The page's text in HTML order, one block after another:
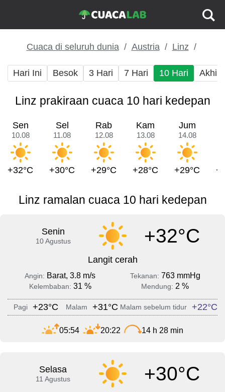
Cuaca di seluruh dunia Austria Linz
Hari Ini Besok 3 Hari 7 Hari 10 Hari Akhir
Linz prakiraan cuaca 10 hari kedepan
Sen
10.08
+32°C
Sel
11.08
+30°C
Rab
12.08
+29°C
Kam
13.08
+28°C
Jum
14.08
+29°C
Linz ramalan cuaca 10 hari kedepan
Senin
10 Agustus +32°C
Langit cerah
Angin: Barat, 3.8 m/s Tekanan: 763 mmHg
Kelembaban: 31 % Mendung: 2 %
Pagi +23°C Malam +31°C Malam sebelum tidur +22°C
05:54 20:22 14 h 28 min
Selasa
11 Agustus +30°C